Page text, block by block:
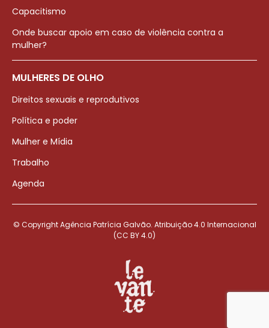
Capacitismo
Onde buscar apoio em caso de violência contra a
mulher?
MULHERES DE OLHO
Direitos sexuais e reprodutivos
Política e poder
Mulher e Mídia
Trabalho
Agenda
© Copyright Agência Patrícia Galvão. Atribuição 4.0 Internacional
(CC BY 4.0)